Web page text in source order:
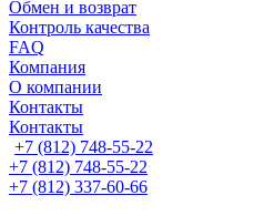
Обмен и возврат
Контроль качества
FAQ
Компания
О компании
Контакты
Контакты
+7 (812) 748-55-22
+7 (812) 748-55-22
+7 (812) 337-60-66